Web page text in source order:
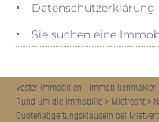
Datenschutz­erklärung
Sie suchen eine
Vester Immobilien -
Rund um die Immobilie > Mietrecht >
Quotenabgeltungsklauseln bei